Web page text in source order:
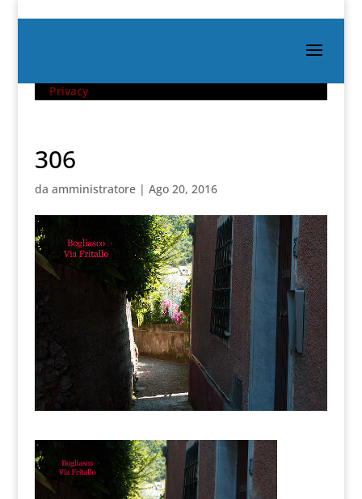
Privacy
306
da amministratore| Ago 20, 2016